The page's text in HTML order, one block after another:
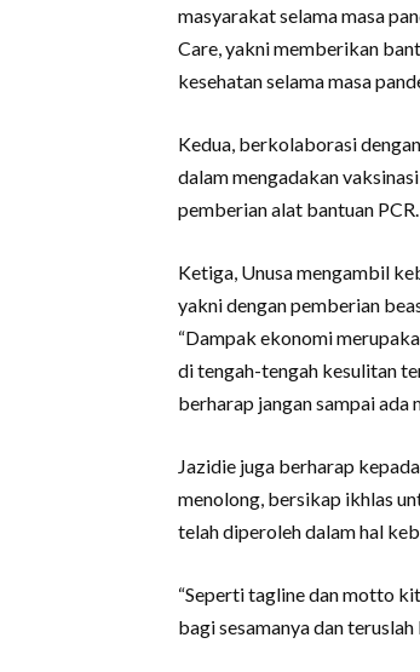
masyarakat selama masa
Care, yakni memberikan
kesehatan selama masa
Kedua, berkolaborasi
dalam mengadakan
pemberian alat bantuan PCR.
Ketiga, Unusa mengambil
yakni dengan pemberian
“Dampak ekonomi
di tengah-tengah kesulitan
berharap jangan sampai ada
Jazidie juga berharap
menolong, bersikap ikhlas
telah diperoleh dalam hal
“Seperti tagline dan motto
bagi sesamanya dan